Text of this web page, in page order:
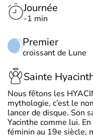
Journée
-1 min
Premier
croissant de Lune
Sainte
Nous fêtons les
mythologie, c’est le
lancer de disque. Son
Yacinthe comme lui.
féminin au 19e siècle,